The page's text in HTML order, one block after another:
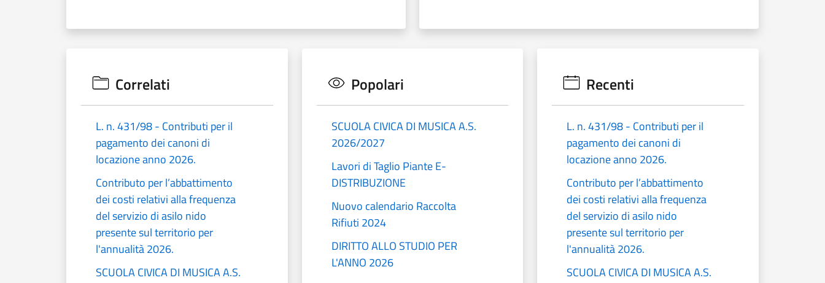
Correlati
L. n. 431/98 - Contributi per il
pagamento dei canoni di
locazione anno 2026.
Contributo per l’abbattimento
dei costi relativi alla frequenza
del servizio di asilo nido
presente sul territorio per
l'annualità 2026.
SCUOLA CIVICA DI MUSICA A.S.
Popolari
SCUOLA CIVICA DI MUSICA A.S.
2026/2027
Lavori di Taglio Piante E-
DISTRIBUZIONE
Nuovo calendario Raccolta
Rifiuti 2024
DIRITTO ALLO STUDIO PER
L'ANNO 2026
Recenti
L. n. 431/98 - Contributi per il
pagamento dei canoni di
locazione anno 2026.
Contributo per l’abbattimento
dei costi relativi alla frequenza
del servizio di asilo nido
presente sul territorio per
l'annualità 2026.
SCUOLA CIVICA DI MUSICA A.S.